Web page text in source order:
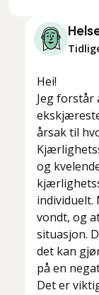
Hei!
Jeg forstår
årsak til
og
individuelt.
vondt, og
situasjon.
det kan
på en
Det er